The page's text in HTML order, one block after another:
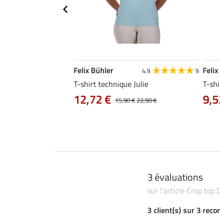
Felix Bühler 4.9 9
T-shirt technique Julie
15,90 €22,90 €
12,72 €
T-
3 évaluations
sur l'article Crop top
3 client(s) sur 3